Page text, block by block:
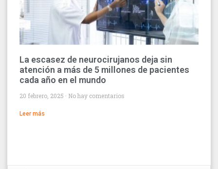
La escasez de neurocirujanos deja sin
atención a más de 5 millones de pacientes
cada año en el mundo
20 febrero, 2025 No hay comentarios
Leer más